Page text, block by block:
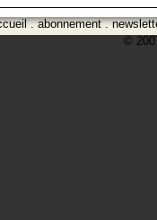
.abonnement.
©